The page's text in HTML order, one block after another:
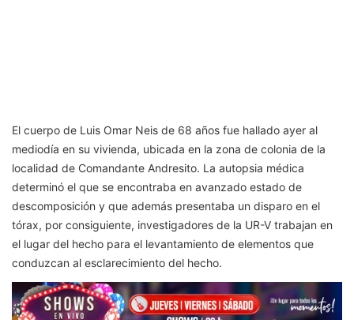
El cuerpo de Luis Omar Neis de 68 años fue hallado ayer al
mediodía en su vivienda, ubicada en la zona de colonia de la
localidad de Comandante Andresito. La autopsia médica
determinó el que se encontraba en avanzado estado de
descomposición y que además presentaba un disparo en el
tórax, por consiguiente, investigadores de la UR-V trabajan en
el lugar del hecho para el levantamiento de elementos que
conduzcan al esclarecimiento del hecho.